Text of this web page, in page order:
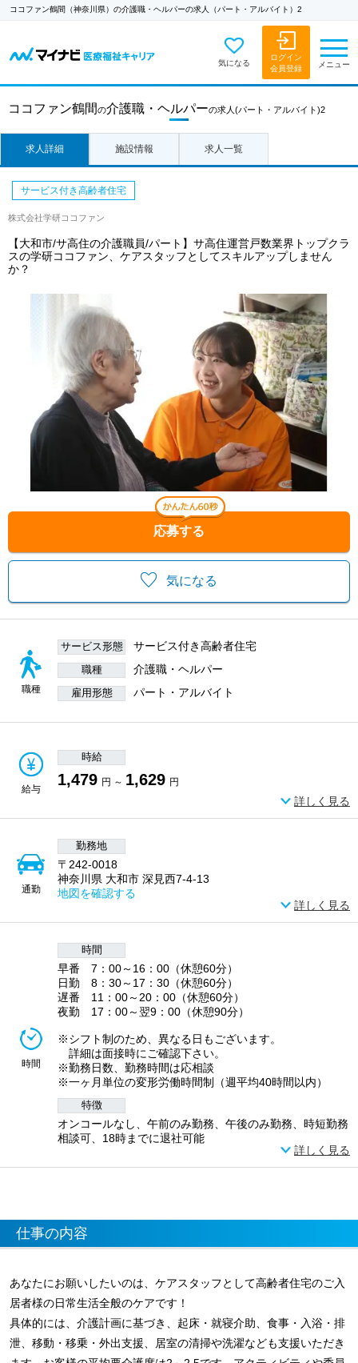
ココファン鶴間（神奈川県）の介護職・ヘルパーの求人（パート・アルバイト）2
気になる
ログイン
会員登録
メニュー
ココファン鶴間の介護職・ヘルパーの求人 (パート・アルバイト)2
求人詳細 施設情報 求人一覧
気になる
応募する
サービス付き高齢者住宅
株式会社学研ココファン
【大和市/サ高住の介護職員/パート】サ高住運営戸数業界トップクラ
スの学研ココファン、ケアスタッフとしてスキルアップしません
か？
職種
サービス形態 サービス付き高齢者住宅
職種 介護職・ヘルパー
雇用形態 パート・アルバイト
給与
時給
1,479 円 ～ 1,629 円
詳しく見る
通勤
勤務地
〒242-0018
神奈川県 大和市 深見西7-4-13
地図を確認する
詳しく見る
時間
時間
早番 7：00～16：00（休憩60分）
日勤 8：30～17：30（休憩60分）
遅番 11：00～20：00（休憩60分）
夜勤 17：00～翌9：00（休憩90分）
※シフト制のため、異なる日もございます。
詳細は面接時にご確認下さい。
※勤務日数、勤務時間は応相談
※一ヶ月単位の変形労働時間制（週平均40時間以内）
特徴
オンコールなし、午前のみ勤務、午後のみ勤務、時短勤務
相談可、18時までに退社可能
詳しく見る
仕事の内容
あなたにお願いしたいのは、ケアスタッフとして高齢者住宅のご入
居者様の日常生活全般のケアです！
具体的には、介護計画に基づき、起床・就寝介助、食事・入浴・排
泄、移動・移乗・外出支援、居室の清掃や洗濯なども支援いただき